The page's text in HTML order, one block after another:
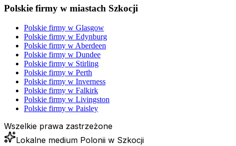
Polskie firmy w miastach Szkocji
Polskie firmy w Glasgow
Polskie firmy w Edynburg
Polskie firmy w Aberdeen
Polskie firmy w Dundee
Polskie firmy w Stirling
Polskie firmy w Perth
Polskie firmy w Inverness
Polskie firmy w Falkirk
Polskie firmy w Livingston
Polskie firmy w Paisley
Wszelkie prawa zastrzeżone
Lokalne medium Polonii w Szkocji